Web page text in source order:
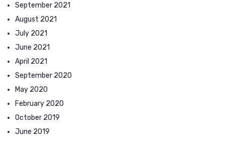
September 2021
August 2021
July 2021
June 2021
April 2021
September 2020
May 2020
February 2020
October 2019
June 2019